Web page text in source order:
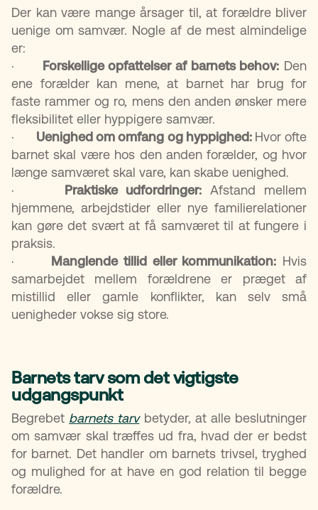
Der kan være mange årsager til, at forældre bliver
uenige om samvær. Nogle af de mest almindelige
er:
· Forskellige opfattelser af barnets behov: Den
ene forælder kan mene, at barnet har brug for
faste rammer og ro, mens den anden ønsker mere
fleksibilitet eller hyppigere samvær.
· Uenighed om omfang og hyppighed: Hvor ofte
barnet skal være hos den anden forælder, og hvor
længe samværet skal vare, kan skabe uenighed.
· Praktiske udfordringer: Afstand mellem
hjemmene, arbejdstider eller nye familierelationer
kan gøre det svært at få samværet til at fungere i
praksis.
· Manglende tillid eller kommunikation: Hvis
samarbejdet mellem forældrene er præget af
mistillid eller gamle konflikter, kan selv små
uenigheder vokse sig store.
Barnets tarv som det vigtigste
udgangspunkt
Begrebet barnets tarvbetyder, at alle beslutninger
om samvær skal træffes ud fra, hvad der er bedst
for barnet. Det handler om barnets trivsel, tryghed
og mulighed for at have en god relation til begge
forældre.